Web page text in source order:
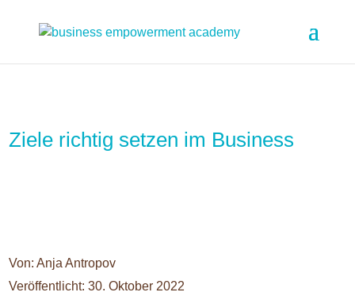
Ziele richtig setzen im Business
Von: Anja Antropov
Veröffentlicht: 30. Oktober 2022